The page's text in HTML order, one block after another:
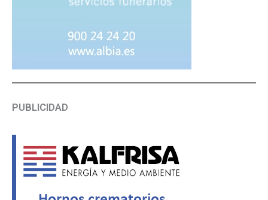
PUBLICIDAD